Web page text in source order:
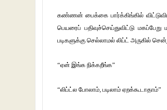
கண்ணன் பைக்கை பார்க்கிங்கில்
பெயரைப் பதிவுச்செய்துவிட்டு
படிகளுக்கு செல்லாமல் லிப்ட் அருகில்
“ஏன் இங்க நிக்கறீங்க”
“லிப்ட்ல போலாம், படிலாம் ஏறக்கூடாதாம்”